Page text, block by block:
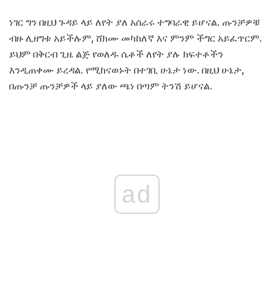
ነገር ግን በዚህ ጉዳይ ላይ ለየት ያለ አሰራሩ ተግባራዊ ይሆናል. ጡንቻዎቹ
ብዙ ሊዘግቱ አይችሉም, ሸክሙ መካከለኛ እና ምንም ችግር አይፈጥርም.
ይህም በቅርብ ጊዜ ልጅ የወለዱ ሴቶች ለየት ያሉ ክፍተቶችን
እንዲጠቀሙ ይረዳል. የሚከናወኑት በተገቢ ሁኔታ ነው. በዚህ ሁኔታ,
በጡንቻ ጡንቻዎች ላይ ያለው ጫነ በጣም ትንሽ ይሆናል.
ad